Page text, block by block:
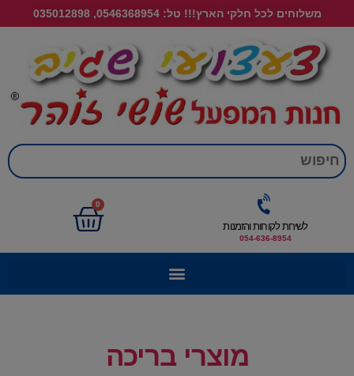
משלוחים לכל חלקי הארץ!!! טל: 0546368954, 035012898
לשירות לקוחות והזמנות
054-636-8954
0
מוצרי בריכה